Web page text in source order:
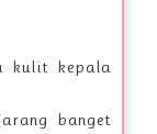
kulit kepala
banget